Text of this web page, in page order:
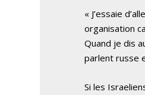
« J’essaie
organisation
Quand je dis
parlent russe
Si les